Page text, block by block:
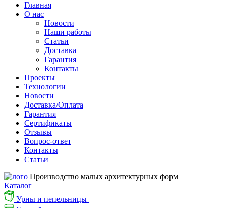
Главная
О нас
Новости
Наши работы
Статьи
Доставка
Гарантия
Контакты
Проекты
Технологии
Новости
Доставка/Оплата
Гарантия
Сертификаты
Отзывы
Вопрос-ответ
Контакты
Статьи
Производство малых архитектурных форм
Каталог
Урны и пепельницы